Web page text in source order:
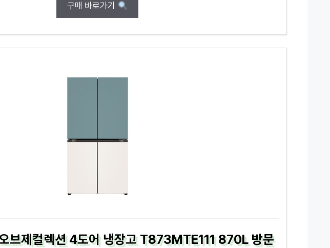
구매 바로가기
브제컬렉션 4도어 냉장고 T873MTE111 870L 방문